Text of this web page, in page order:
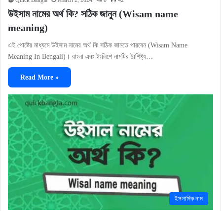
উইসাম নামের অর্থ কি? সঠিক জানুন (Wisam name
meaning)
এই পোষ্টের মাধ্যমে উইসাম নামের অর্থ কি সঠিক জানতে পারবেন (Wisam Name
Meaning In Bengali)। বাংলা এবং ইংলিশে নামটির বৈশিষ্ট্য…
Read More »
ইসলামিক নাম